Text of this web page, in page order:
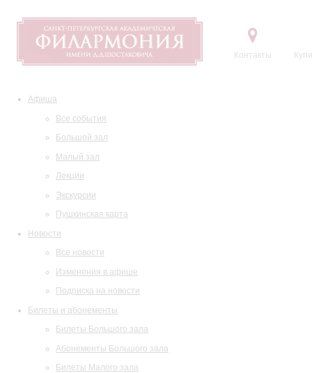
Контакты
Афиша
Все события
Большой зал
Малый зал
Лекции
Экскурсии
Пушкинская карта
Новости
Все новости
Изменения в афише
Подписка на новости
Билеты и абонементы
Билеты Большого зала
Абонементы Большого зала
Билеты Малого зала